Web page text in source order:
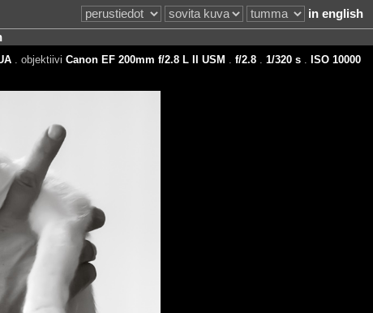
in english
. objektiivi Canon EF 200mm f/2.8 L II USM f/2.8. 1/320 s.
ISO 10000